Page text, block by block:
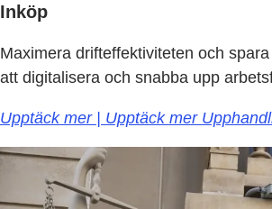
Inköp
Maximera drifteffektiviteten och
att digitalisera och snabba upp
Upptäck mer | Upptäck mer